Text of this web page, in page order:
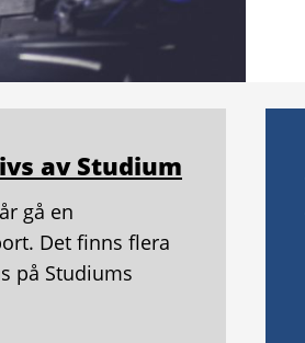
av Studium
gå en
Det finns flera
på Studiums